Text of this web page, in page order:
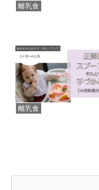
離乳食
離乳食